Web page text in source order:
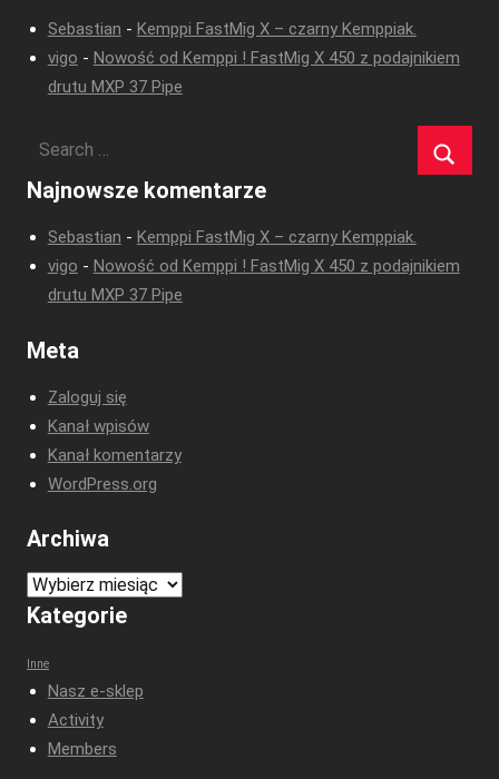
Sebastian - Kemppi FastMig X – czarny Kemppiak.
vigo - Nowość od Kemppi ! FastMig X 450 z podajnikiem
drutu MXP 37 Pipe
Najnowsze komentarze
Sebastian - Kemppi FastMig X – czarny Kemppiak.
vigo - Nowość od Kemppi ! FastMig X 450 z podajnikiem
drutu MXP 37 Pipe
Meta
Zaloguj się
Kanał wpisów
Kanał komentarzy
WordPress.org
Archiwa
Archiwa
Kategorie
Inne
Nasz e-sklep
Activity
Members